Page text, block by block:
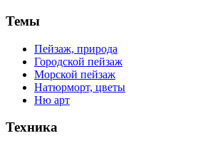
Темы
Пейзаж, природа
Городской пейзаж
Морской пейзаж
Натюрморт, цветы
Ню арт
Техника